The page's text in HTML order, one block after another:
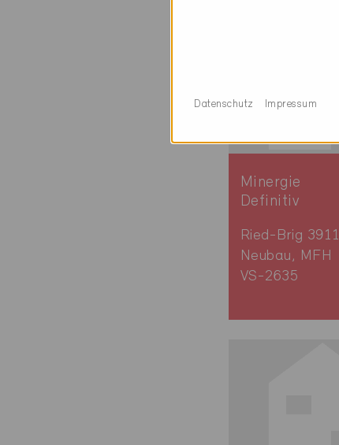
Minergie
Definitiv
Ried-Brig 3911
Neubau, MFH
VS-2635
Datenschutz Impressum